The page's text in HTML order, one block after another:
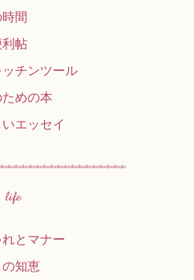
間
帖
チンツール
めの本
エッセイ
とマナー
知恵